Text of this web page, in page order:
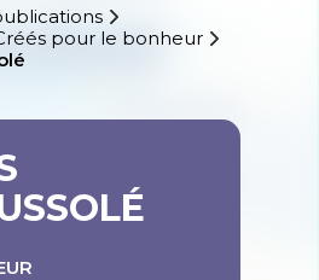
pour le bonheur